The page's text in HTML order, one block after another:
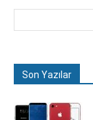
Son Yazılar